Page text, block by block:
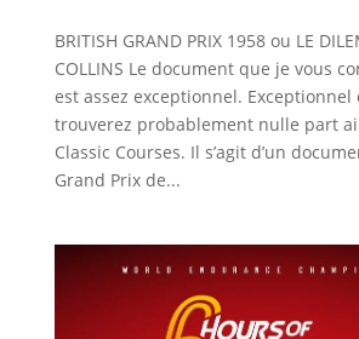
BRITISH GRAND PRIX 1958 ou LE
COLLINS Le document que je vous
est assez exceptionnel. Exceptionnel
trouverez probablement nulle part
Classic Courses. Il s’agit d’un
Grand Prix de...